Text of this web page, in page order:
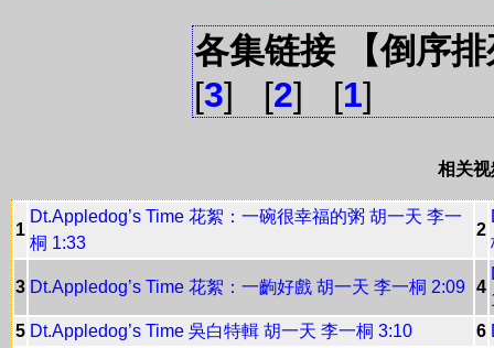
各集链接 【倒序
[3] [2] [1]
相关
1
Dt.Appledog’s Time 花絮：一碗很幸福的粥 胡一天 李一
桐 1:33
2
3 Dt.Appledog’s Time 花絮：一齣好戲 胡一天 李一桐 2:09 4
5 Dt.Appledog’s Time 吳白特輯 胡一天 李一桐 3:10 6